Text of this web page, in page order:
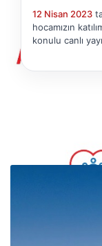
12 Nisan 2023
hocamızın
konulu canlı